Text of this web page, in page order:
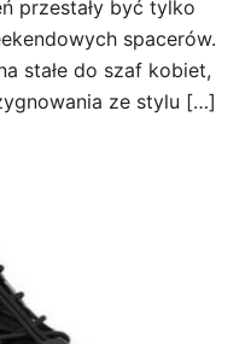
przestały być tylko
spacerów.
stałe do szaf kobiet,
ze stylu […]